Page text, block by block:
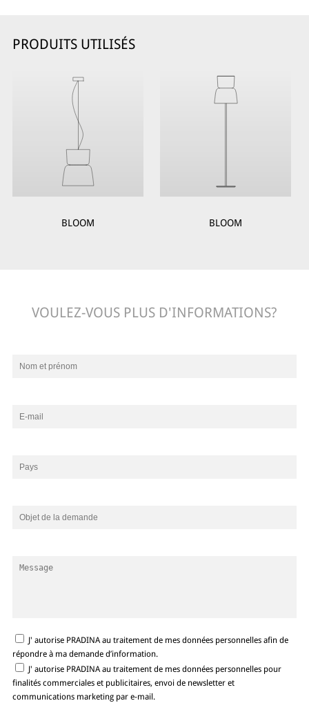
PRODUITS UTILISÉS
BLOOM BLOOM
VOULEZ-VOUS PLUS D'INFORMATIONS?
J' autorise PRADINA au traitement de mes données personnelles afin de
répondre à ma demande d’information.
J' autorise PRADINA au traitement de mes données personnelles pour
finalités commerciales et publicitaires, envoi de newsletter et
communications marketing par e-mail.